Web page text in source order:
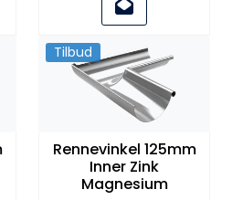
Tilbud
Rennevinkel 125mm
Inner Zink
Magnesium